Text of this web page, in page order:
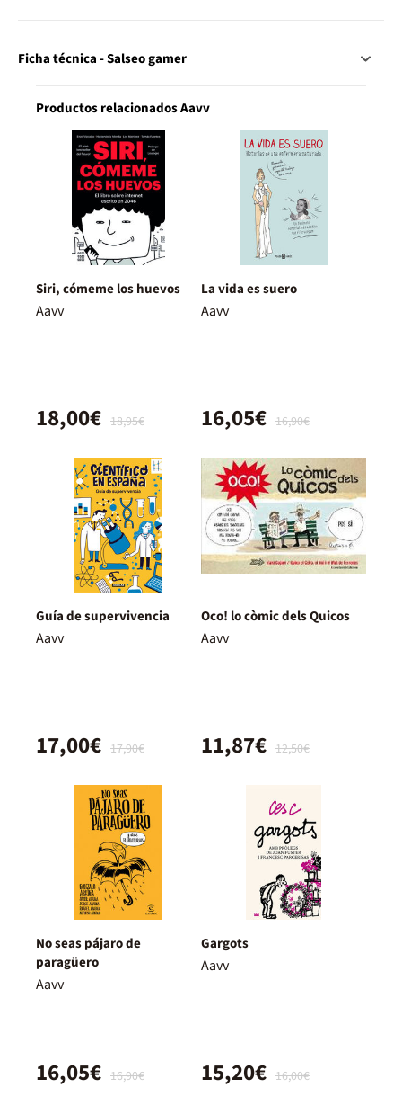
Ficha técnica - Salseo gamer
Productos relacionados Aavv
Siri, cómeme los huevos
Aavv
18,95€
18,00€
La vida es suero
Aavv
16,90€
16,05€
Guía de supervivencia
Aavv
17,90€
17,00€
Oco! lo còmic dels Quicos
Aavv
12,50€
11,87€
No seas pájaro de
paragüero
Aavv
16,90€
16,05€
Gargots
Aavv
16,00€
15,20€